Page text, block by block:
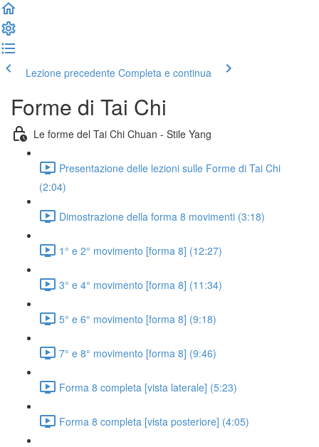
Lezione precedente Completa e continua
Forme di Tai Chi
Le forme del Tai Chi Chuan - Stile Yang
Presentazione delle lezioni sulle Forme di Tai Chi
(2:04)
Dimostrazione della forma 8 movimenti (3:18)
1° e 2° movimento [forma 8] (12:27)
3° e 4° movimento [forma 8] (11:34)
5° e 6° movimento [forma 8] (9:18)
7° e 8° movimento [forma 8] (9:46)
Forma 8 completa [vista laterale] (5:23)
Forma 8 completa [vista posteriore] (4:05)